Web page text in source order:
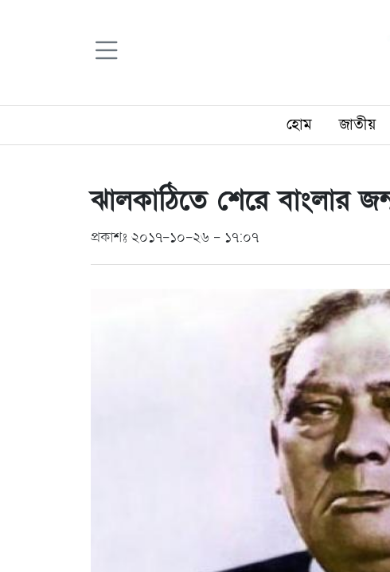
হোম জাতীয়
ঝালকাঠিতে শেরে বাংলার
প্রকাশঃ ২০১৭-১০-২৬ - ১৭:০৭